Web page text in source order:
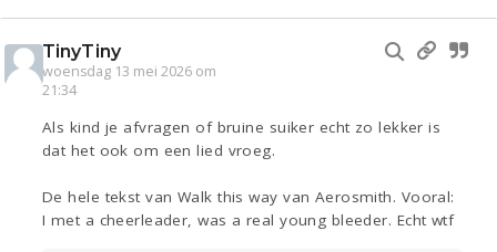
TinyTiny
woensdag 13 mei 2026 om
21:34
Als kind je afvragen of bruine suiker echt zo lekker is
dat het ook om een lied vroeg.
De hele tekst van Walk this way van Aerosmith. Vooral:
I met a cheerleader, was a real young bleeder. Echt wtf